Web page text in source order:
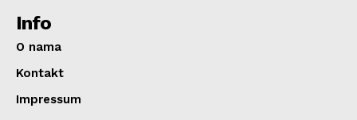
Info
O nama
Kontakt
Impressum